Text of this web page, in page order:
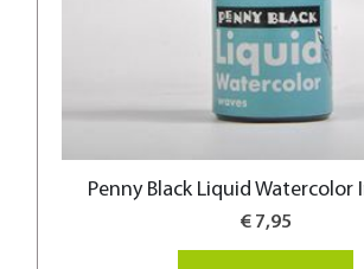
Penny Black Liquid Watercolor
€ 7,95